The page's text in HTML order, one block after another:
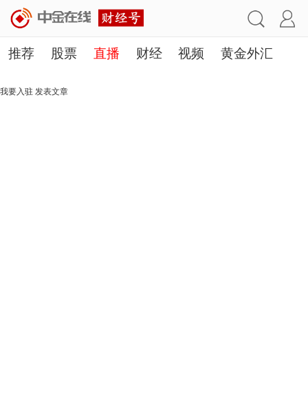
推荐 股票 直播 财经 视频 黄金外汇
理财 行业
我要入驻 发表文章